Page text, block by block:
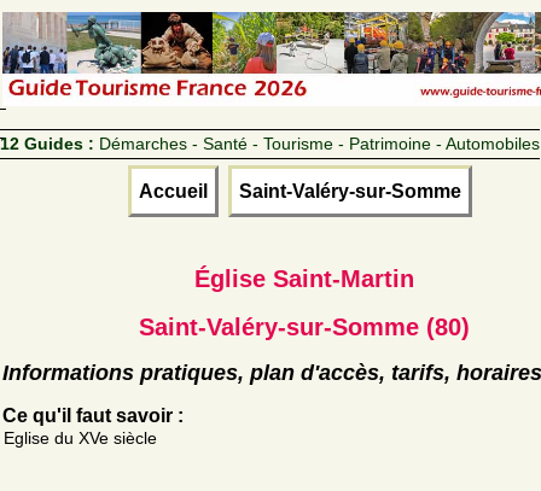
12 Guides : Démarches - Santé - Tourisme - Patrimoine - Automobiles
Accueil Saint-Valéry-sur-Somme
Église Saint-Martin
Saint-Valéry-sur-Somme (80)
Informations pratiques, plan d'accès, tarifs, horaires
Ce qu'il faut savoir :
Eglise du XVe siècle